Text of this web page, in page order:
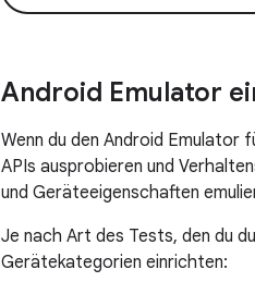
Android Emulator
Wenn du den Android Emulator
APIs ausprobieren und
und Geräteeigenschaften
Je nach Art des Tests, den du
Gerätekategorien einrichten: